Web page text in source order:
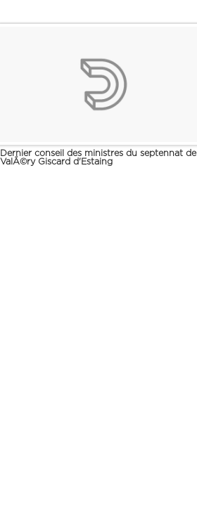
Dernier conseil des ministres du septennat de
ValÃ©ry Giscard d'Estaing